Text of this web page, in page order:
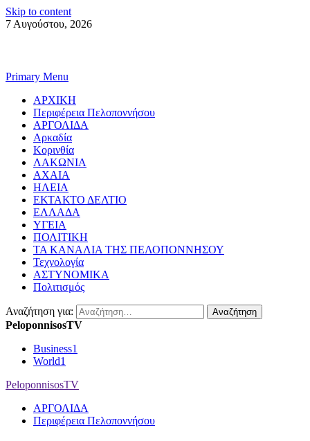
Skip to content
7 Αυγούστου, 2026
Primary Menu
ΑΡΧΙΚΗ
Περιφέρεια Πελοποννήσου
ΑΡΓΟΛΙΔΑ
Αρκαδία
Κορινθία
ΛΑΚΩΝΙΑ
ΑΧΑΙΑ
ΗΛΕΙΑ
ΕΚΤΑΚΤΟ ΔΕΛΤΙΟ
ΕΛΛΑΔΑ
ΥΓΕΙΑ
ΠΟΛΙΤΙΚΗ
ΤΑ ΚΑΝΑΛΙΑ ΤΗΣ ΠΕΛΟΠΟΝΝΗΣΟΥ
Τεχνολογία
ΑΣΤΥΝΟΜΙΚΑ
Πολιτισμός
Αναζήτηση για:
PeloponnisosTV
Business1
World1
PeloponnisosTV
ΑΡΓΟΛΙΔΑ
Περιφέρεια Πελοποννήσου